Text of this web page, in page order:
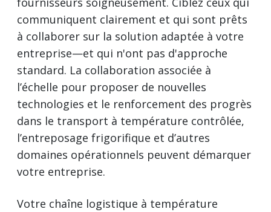
communiquent clairement et qui sont prêts
à collaborer sur la solution adaptée à votre
entreprise—et qui n'ont pas d'approche
standard. La collaboration associée à
l’échelle pour proposer de nouvelles
technologies et le renforcement des progrès
dans le transport à température contrôlée,
l’entreposage frigorifique et d’autres
domaines opérationnels peuvent démarquer
votre entreprise.
Votre chaîne logistique à température